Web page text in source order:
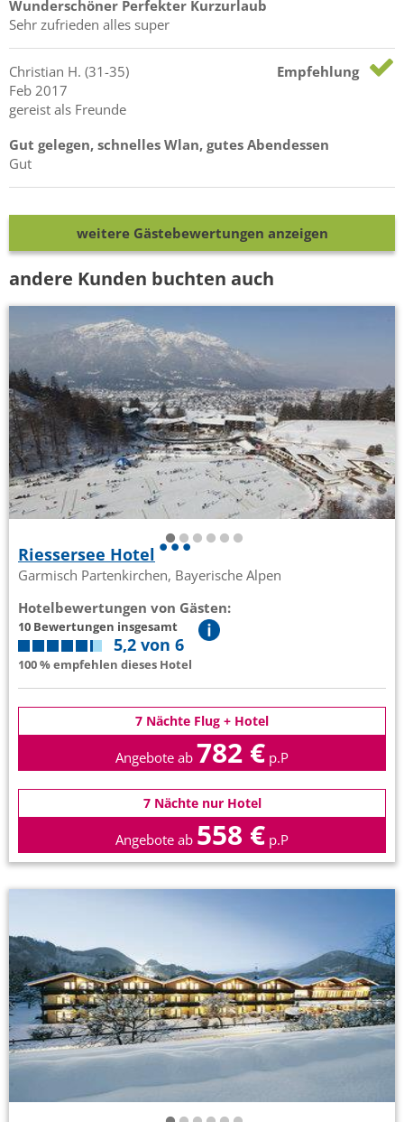
Wunderschöner Perfekter Kurzurlaub
Sehr zufrieden alles super
Christian H. (31-35)
Feb 2017
gereist als Freunde
Empfehlung
Gut gelegen, schnelles Wlan, gutes Abendessen
Gut
weitere Gästebewertungen anzeigen
andere Kunden buchten auch
Riessersee Hotel
Garmisch Partenkirchen, Bayerische Alpen
Hotelbewertungen von Gästen:
10 Bewertungen insgesamt
5,2 von 6
100 % empfehlen dieses Hotel
7 Nächte Flug + Hotel
Angebote ab 782 € p.P
7 Nächte nur Hotel
Angebote ab 558 € p.P